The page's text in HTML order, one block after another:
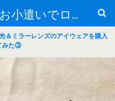
月30,000円のお小遣いでロードバイク
ミラーレンズのアイウェアを購入
みた③